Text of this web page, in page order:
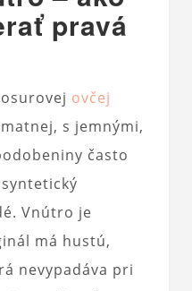
pravá
ovčej
s jemnými,
často
Vnútro je
má hustú,
nevypadáva pri